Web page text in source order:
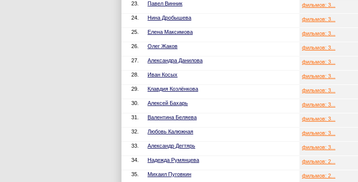
23. Павел Винник фильмов: 3...
24. Нина Дробышева фильмов: 3...
25. Елена Максимова фильмов: 3...
26. Олег Жаков фильмов: 3...
27. Александра Данилова фильмов: 3...
28. Иван Косых фильмов: 3...
29. Клавдия Козлёнкова фильмов: 3...
30. Алексей Бахарь фильмов: 3...
31. Валентина Беляева фильмов: 3...
32. Любовь Калюжная фильмов: 3...
33. Александр Дегтярь фильмов: 3...
34. Надежда Румянцева фильмов: 2...
35. Михаил Пуговкин фильмов: 2...